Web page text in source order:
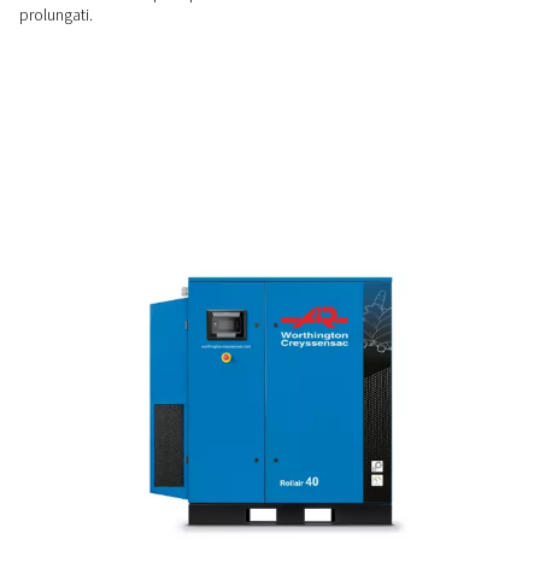
Costruite per condizioni
Dotati di un sistema di trasmissione a ingranaggi resistente,
compressori sono costruiti per resistere a condizioni
un'uscita affidabile per operazioni che richiedono cicli di